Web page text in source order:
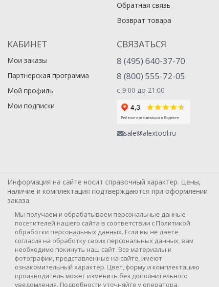
Обратная связь
Возврат товара
КАБИНЕТ
Мои заказы
Партнерская программа
Мой профиль
Мои подписки
СВЯЗАТЬСЯ
8 (495) 640-37-70
8 (800) 555-72-05
с 9:00 до 21:00
sale@alextool.ru
Информация на сайте носит справочный характер. Цены,
наличие и комплектация подтверждаются при оформлении
заказа.
Мы получаем и обрабатываем персональные данные
посетителей нашего сайта в соответствии с Политикой
обработки персональных данных. Если вы не даете
согласия на обработку своих персональных данных, вам
необходимо покинуть наш сайт. Все материалы и
фотографии, представленные на сайте, имеют
ознакомительный характер. Цвет, форму и комплектацию
производитель может изменить без дополнительного
уведомления. Подробности уточняйте у оператора.